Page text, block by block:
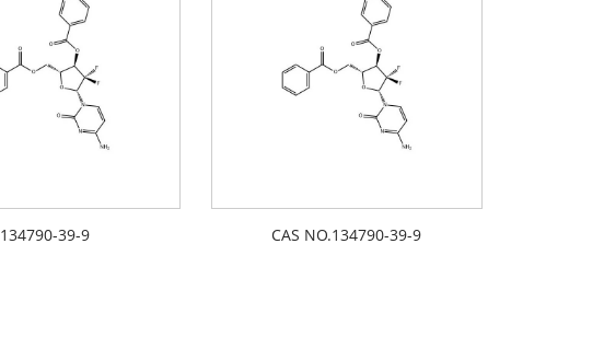
134790-39-9 CAS NO.134790-39-9